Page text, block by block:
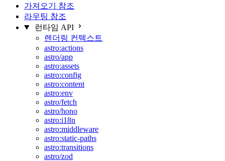
가져오기 참조
라우팅 참조
런타임 API
렌더링 컨텍스트
astro:actions
astro/app
astro:assets
astro:config
astro:content
astro:env
astro/fetch
astro/hono
astro:i18n
astro:middleware
astro:static-paths
astro:transitions
astro/zod